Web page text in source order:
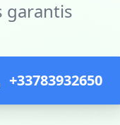
garantis
+33783932650